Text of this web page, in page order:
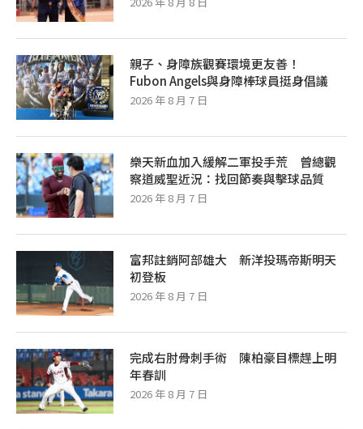
親子、身障族觀賽環境更友善！
Fubon Angels與身障棒球員挺身倡議
2026 年 8 月 7 日
樂天新血加入緩解二軍投手荒 曾總觀
察道威聖近況：找回節奏與擊球品質
2026 年 8 月 7 日
富邦註銷阿部雄大 新洋投瑪帝斯明天
初登板
2026 年 8 月 7 日
完成右肘骨刺手術 陳柏豪目標趕上明
年春訓
2026 年 8 月 7 日